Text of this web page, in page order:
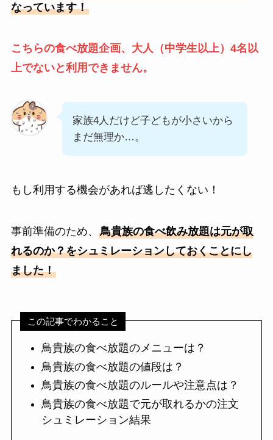
なっています！
こちらの食べ放題企画、大人（中学生以上）4名以
上でないと利用できません。
家族4人だけど子どもが小さいから
まだ無理か…。
もし利用する機会があれば逃したくない！
事前準備のため、 鳥貴族の食べ飲み放題は元が取
れるのか？をシュミレーションしておくことにし
ました！
この記事でわかること
鳥貴族の食べ放題のメニューは？
鳥貴族の食べ放題の値段は？
鳥貴族の食べ放題のルールや注意点は？
鳥貴族の食べ放題で元が取れるかの注文
シュミレーション結果